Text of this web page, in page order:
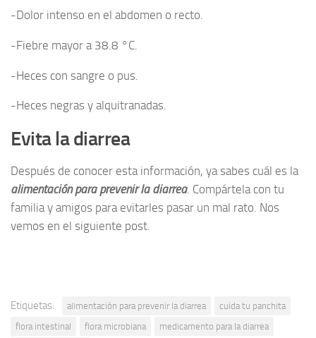
-Dolor intenso en el abdomen o recto.
-Fiebre mayor a 38.8 °C.
-Heces con sangre o pus.
-Heces negras y alquitranadas.
Evita la diarrea
Después de conocer esta información, ya sabes cuál es la
alimentación para prevenir la diarrea. Compártela con tu
familia y amigos para evitarles pasar un mal rato. Nos
vemos en el siguiente post.
Etiquetas: alimentación para prevenir la diarrea
cuida tu panchita
flora intestinal
flora microbiana
medicamento para la diarrea